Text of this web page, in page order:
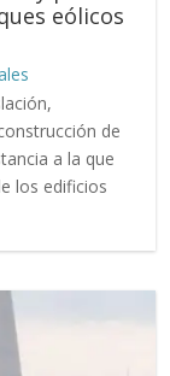
eólicos
de
a la que
los edificios